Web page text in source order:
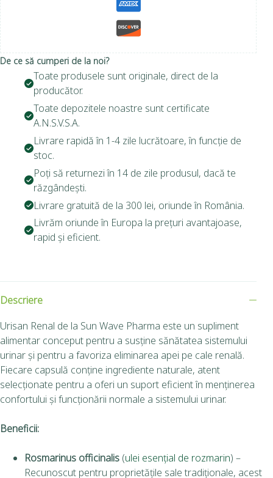
De ce să cumperi de la noi?
Toate produsele sunt originale, direct de la
producător.
Toate depozitele noastre sunt certificate
A.N.S.V.S.A.
Livrare rapidă în 1-4 zile lucrătoare, în funcție de
stoc.
Poți să returnezi în 14 de zile produsul, dacă te
răzgândești.
Livrare gratuită de la 300 lei, oriunde în România.
Livrăm oriunde în Europa la prețuri avantajoase,
rapid și eficient.
Descriere
Urisan Renal de la Sun Wave Pharma este un supliment
alimentar conceput pentru a susține sănătatea sistemului
urinar și pentru a favoriza eliminarea apei pe cale renală.
Fiecare capsulă conține ingrediente naturale, atent
selecționate pentru a oferi un suport eficient în menținerea
confortului și funcționării normale a sistemului urinar.
Beneficii:
Rosmarinus officinalis (ulei esențial de rozmarin) –
Recunoscut pentru proprietățile sale tradiționale, acest